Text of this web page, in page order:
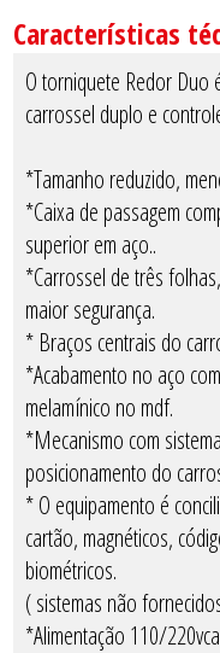
Características
O torniquete Redor Duo
carrossel duplo e
*Tamanho reduzido,
*Caixa de passagem
superior em aço..
*Carrossel de três
maior segurança.
* Braços centrais do
*Acabamento no aço
melamínico no mdf.
*Mecanismo com
posicionamento do
* O equipamento é
cartão, magnéticos,
biométricos.
( sistemas não
*Alimentação 110/